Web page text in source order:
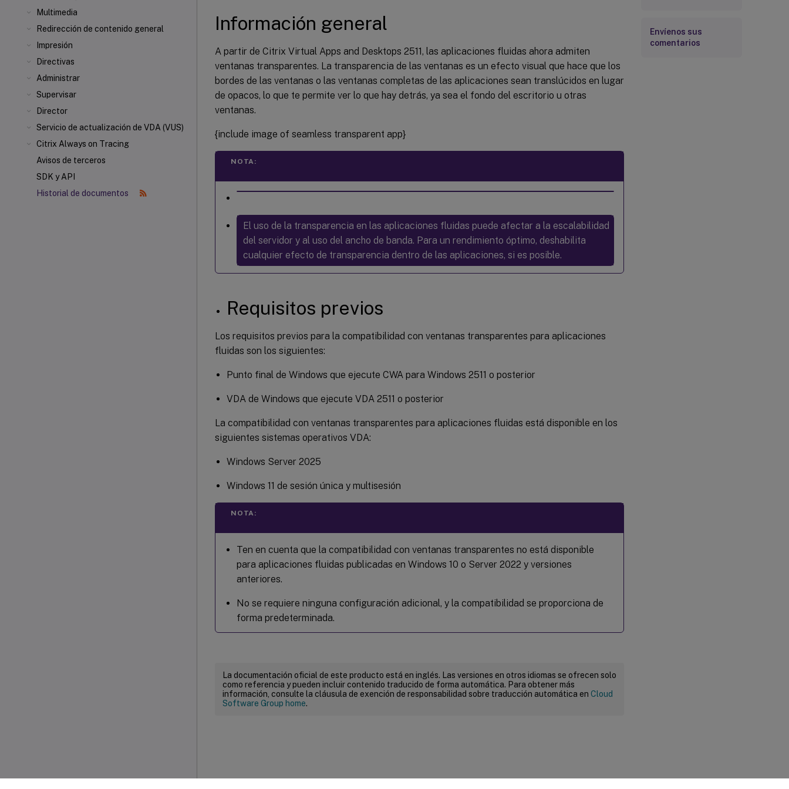
Multimedia
Redirección de contenido general
Impresión
Directivas
Administrar
Supervisar
Director
Servicio de actualización de VDA (VUS)
Citrix Always on Tracing
Avisos de terceros
SDK y API
Historial de documentos
Información general
A partir de Citrix Virtual Apps and Desktops 2511, las aplicaciones fluidas ahora admiten
ventanas transparentes. La transparencia de las ventanas es un efecto visual que hace que los
bordes de las ventanas o las ventanas completas de las aplicaciones sean translúcidos en lugar
de opacos, lo que te permite ver lo que hay detrás, ya sea el fondo del escritorio u otras
ventanas.
{include image of seamless transparent app}
NOTA:
El uso de la transparencia en las aplicaciones fluidas puede afectar a la escalabilidad
del servidor y al uso del ancho de banda. Para un rendimiento óptimo, deshabilita
cualquier efecto de transparencia dentro de las aplicaciones, si es posible.
Requisitos previos
Los requisitos previos para la compatibilidad con ventanas transparentes para aplicaciones
fluidas son los siguientes:
Punto final de Windows que ejecute CWA para Windows 2511 o posterior
VDA de Windows que ejecute VDA 2511 o posterior
La compatibilidad con ventanas transparentes para aplicaciones fluidas está disponible en los
siguientes sistemas operativos VDA:
Windows Server 2025
Windows 11 de sesión única y multisesión
NOTA:
Ten en cuenta que la compatibilidad con ventanas transparentes no está disponible
para aplicaciones fluidas publicadas en Windows 10 o Server 2022 y versiones
anteriores.
No se requiere ninguna configuración adicional, y la compatibilidad se proporciona de
forma predeterminada.
La documentación oficial de este producto está en inglés. Las versiones en otros idiomas se ofrecen solo
como referencia y pueden incluir contenido traducido de forma automática. Para obtener más
información, consulte la cláusula de exención de responsabilidad sobre traducción automática en Cloud
Software Group home.
Envíenos sus
comentarios